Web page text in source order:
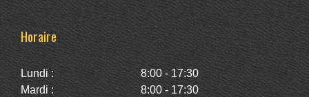
Horaire
Lundi :
8:00 - 17:30
Mardi :
8:00 - 17:30